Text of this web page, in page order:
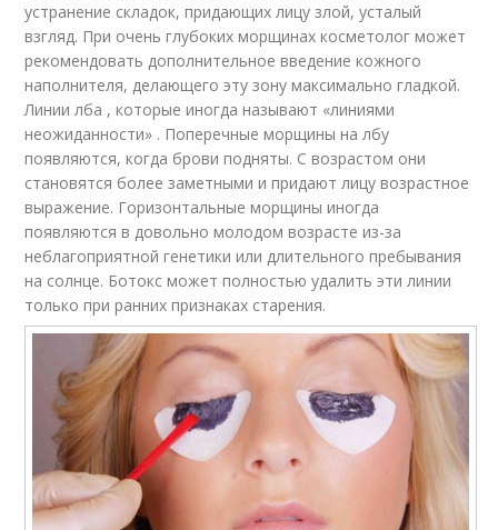
устранение складок, придающих лицу злой, усталый
взгляд. При очень глубоких морщинах косметолог может
рекомендовать дополнительное введение кожного
наполнителя, делающего эту зону максимально гладкой.
Линии лба , которые иногда называют «линиями
неожиданности» . Поперечные морщины на лбу
появляются, когда брови подняты. С возрастом они
становятся более заметными и придают лицу возрастное
выражение. Горизонтальные морщины иногда
появляются в довольно молодом возрасте из-за
неблагоприятной генетики или длительного пребывания
на солнце. Ботокс может полностью удалить эти линии
только при ранних признаках старения.